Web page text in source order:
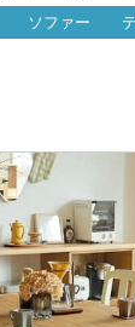
ソファー